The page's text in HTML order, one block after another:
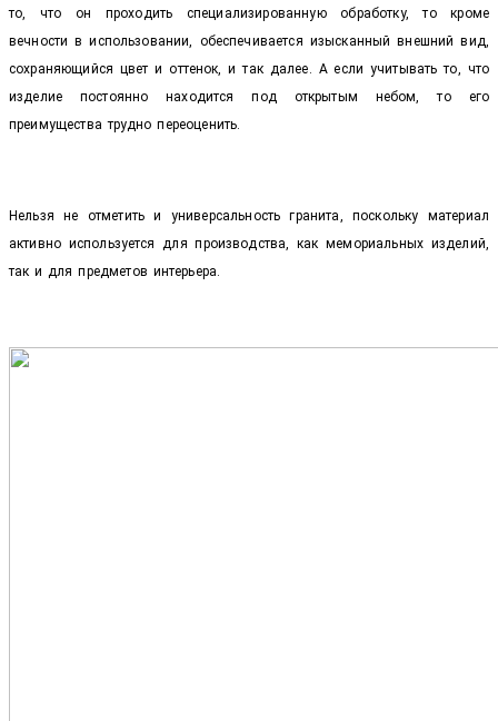
то, что он проходить специализированную обработку, то кроме
вечности в использовании, обеспечивается изысканный внешний вид,
сохраняющийся цвет и оттенок, и так далее. А если учитывать то, что
изделие постоянно находится под открытым небом, то его
преимущества трудно переоценить.
Нельзя не отметить и универсальность гранита, поскольку материал
активно используется для производства, как мемориальных изделий,
так и для предметов интерьера.